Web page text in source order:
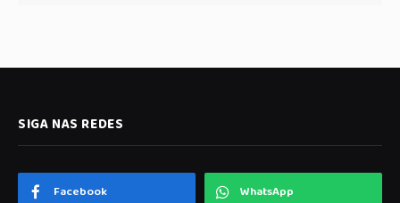
SIGA NAS REDES
Facebook WhatsApp